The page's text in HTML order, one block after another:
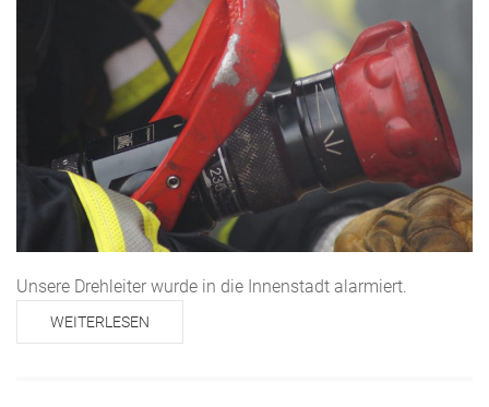
Unsere Drehleiter wurde in die Innenstadt alarmiert.
WEITERLESEN